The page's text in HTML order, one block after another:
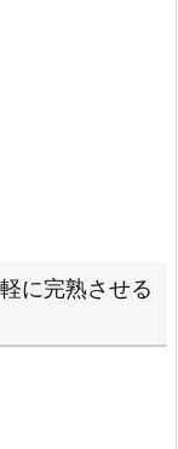
に完熟させる